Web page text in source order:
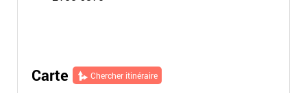
Carte Chercher itinéraire